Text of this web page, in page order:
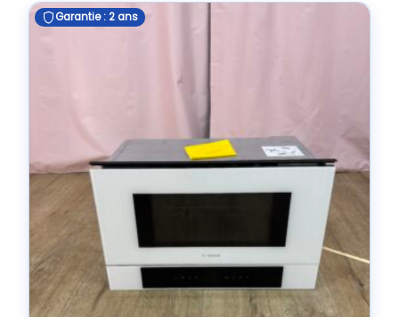
Garantie : 2 ans